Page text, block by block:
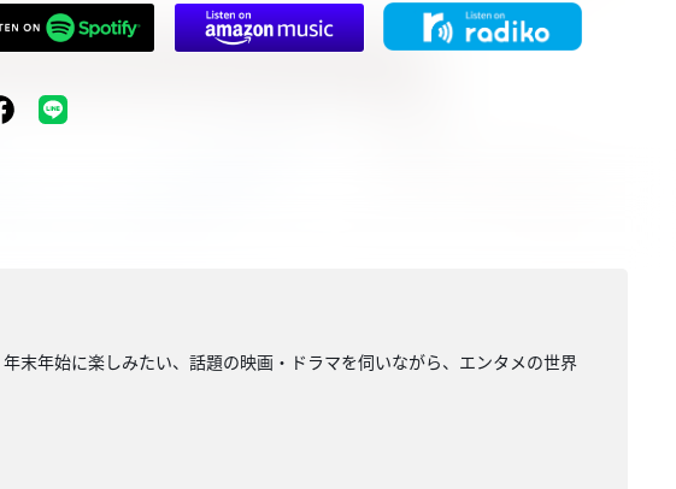
末年始に楽しみたい、話題の映画・ドラマを伺いながら、エンタメの世界